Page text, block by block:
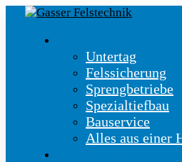
Untertag
Felssicherung
Sprengbetriebe
Spezialtiefbau
Bauservice
Alles aus einer